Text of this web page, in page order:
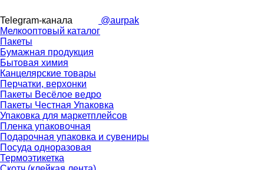
Telegram-канала
@aurpak
Мелкооптовый каталог
Пакеты
Бумажная продукция
Бытовая химия
Канцелярские товары
Перчатки, верхонки
Пакеты Весёлое ведро
Пакеты Честная Упаковка
Упаковка для маркетплейсов
Пленка упаковочная
Подарочная упаковка и сувениры
Посуда одноразовая
Термоэтикетка